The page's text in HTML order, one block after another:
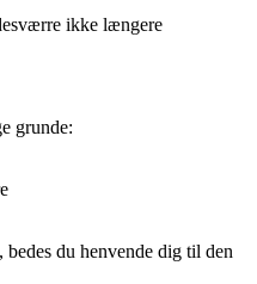
ikke længere
grunde:
bedes du henvende dig til den